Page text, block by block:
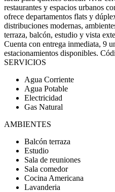
restaurantes y espacios urbanos
ofrece departamentos flats y
distribuciones modernas,
terraza, balcón, estudio y vista
Cuenta con entrega inmediata, 9
estacionamientos disponibles.
SERVICIOS
Agua Corriente
Agua Potable
Electricidad
Gas Natural
AMBIENTES
Balcón terraza
Estudio
Sala de reuniones
Sala comedor
Cocina Americana
Lavanderia